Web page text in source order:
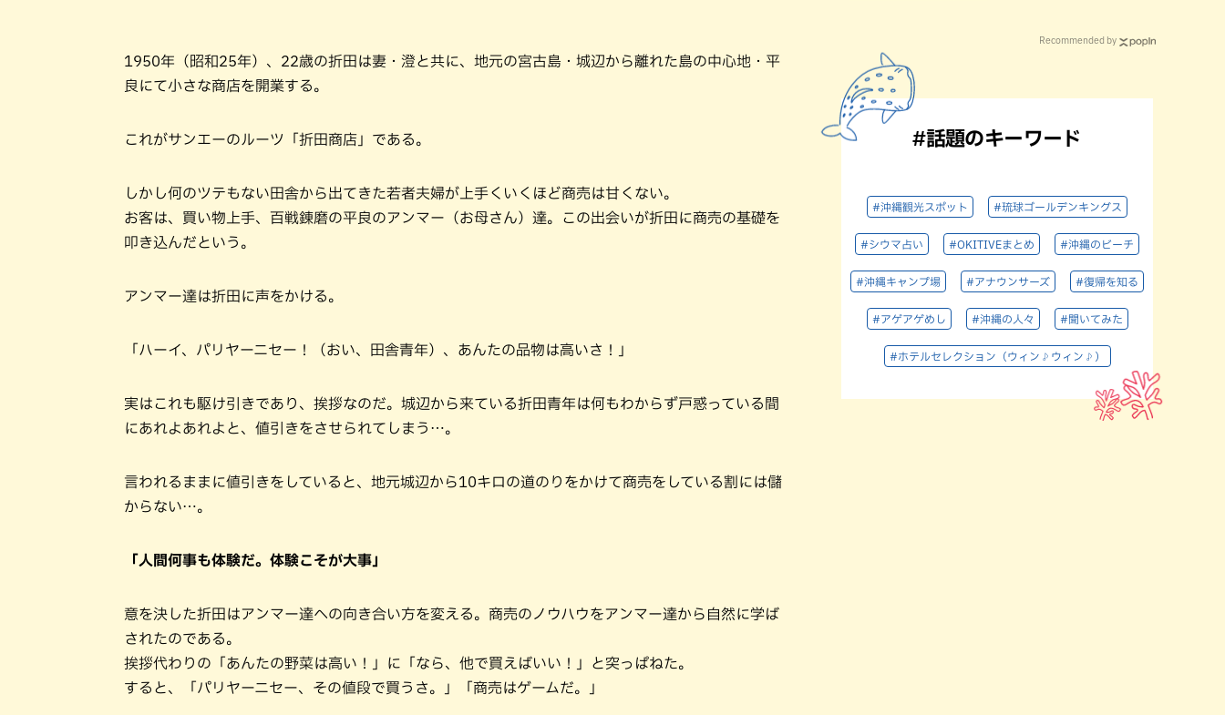
1950年（昭和25年）、22歳の折田は妻・澄と共に、地元の宮古島・城辺から離れた島の中心地・平
良にて小さな商店を開業する。
これがサンエーのルーツ「折田商店」である。
しかし何のツテもない田舎から出てきた若者夫婦が上手くいくほど商売は甘くない。
お客は、買い物上手、百戦錬磨の平良のアンマー（お母さん）達。この出会いが折田に商売の基礎を
叩き込んだという。
アンマー達は折田に声をかける。
「ハーイ、パリヤーニセー！（おい、田舎青年）、あんたの品物は高いさ！」
実はこれも駆け引きであり、挨拶なのだ。城辺から来ている折田青年は何もわからず戸惑っている間
にあれよあれよと、値引きをさせられてしまう…。
言われるままに値引きをしていると、地元城辺から10キロの道のりをかけて商売をしている割には儲
からない…。
「人間何事も体験だ。体験こそが大事」
意を決した折田はアンマー達への向き合い方を変える。商売のノウハウをアンマー達から自然に学ば
されたのである。
挨拶代わりの「あんたの野菜は高い！」に「なら、他で買えばいい！」と突っぱねた。
すると、「パリヤーニセー、その値段で買うさ。」「商売はゲームだ。」
Recommended by
#話題のキーワード
#沖縄観光スポット #琉球ゴールデンキングス
#シウマ占い #OKITIVEまとめ #沖縄のビーチ
#沖縄キャンプ場 #アナウンサーズ #復帰を知る
#アゲアゲめし #沖縄の人々 #聞いてみた
#ホテルセレクション（ウィン♪ウィン♪）